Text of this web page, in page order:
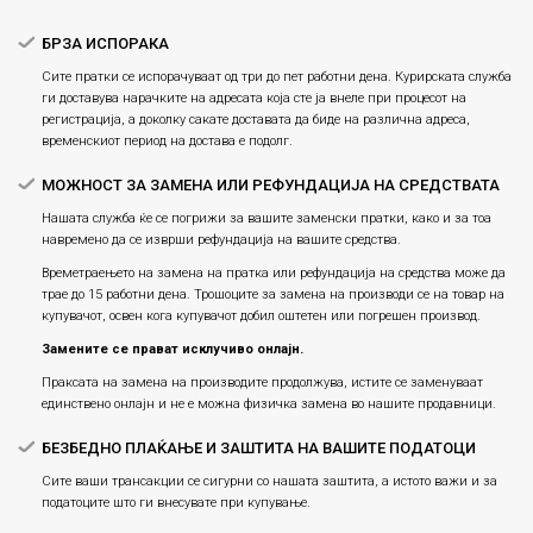
БРЗА ИСПОРАКА
Сите пратки се испорачуваат од три до пет работни дена. Курирската служба
ги доставува нарачките на адресата која сте ја внеле при процесот на
регистрација, а доколку сакате доставата да биде на различна адреса,
временскиот период на достава е подолг.
МОЖНОСТ ЗА ЗАМЕНА ИЛИ РЕФУНДАЦИЈА НА СРЕДСТВАТА
Нашата служба ќе се погрижи за вашите заменски пратки, како и за тоа
навремено да се изврши рефундација на вашите средства.
Времетраењето на замена на пратка или рефундацијa на средства може да
трае до 15 работни дена. Трошоците за замена на производи се на товар на
купувачот, освен кога купувачот добил оштетен или погрешен производ.
Замените се прават исклучиво онлајн.
Праксата на замена на производите продолжува, истите се заменуваат
единствено онлајн и не е можна физичка замена во нашите продавници.
БЕЗБЕДНО ПЛАЌАЊЕ И ЗАШТИТА НА ВАШИТЕ ПОДАТОЦИ
Сите ваши трансакции се сигурни со нашата заштита, а истото важи и за
податоците што ги внесувате при купување.